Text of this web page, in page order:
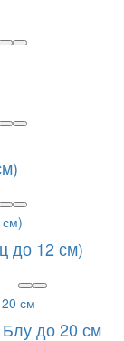
до 12 см)
до 20 см